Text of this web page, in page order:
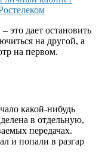
это дает остановить
на другой, а
на первом.
какой-нибудь
в отдельную,
передачах.
и попали в разгар